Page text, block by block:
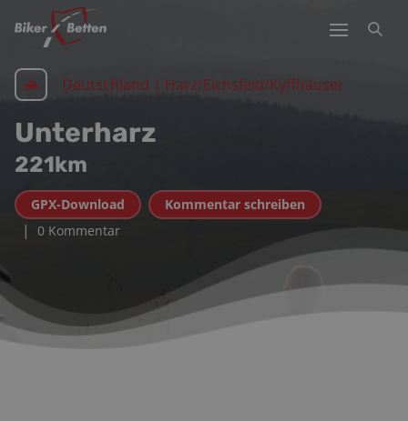
Deutschland | Harz/Eichsfeld/Kyffhäuser
Unterharz
221km
GPX-Download Kommentar schreiben
| 0 Kommentar